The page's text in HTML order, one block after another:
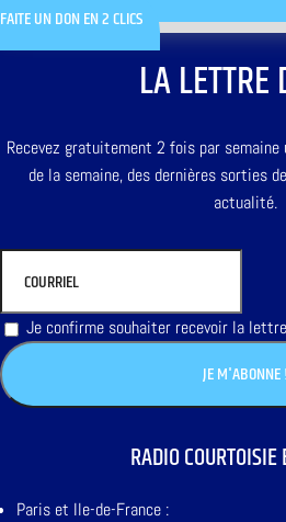
FAITE UN DON EN 2 CLICS
LA LETTRE
Recevez gratuitement 2 fois par
de la semaine, des dernières sorties
actualité.
Je confirme souhaiter recevoir la
RADIO
Paris et Ile-de-France :